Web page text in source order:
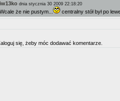
iw13ko dnia stycznia 30 2009 22:18:20
Wcale że nie pustym... centralny stół był po
się, żeby móc dodawać komentarze.